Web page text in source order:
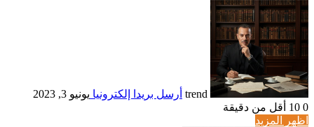
trend أرسل بريدا إلكترونيا يونيو 3, 2023
0
أقل من دقيقة
اظهر المزيد